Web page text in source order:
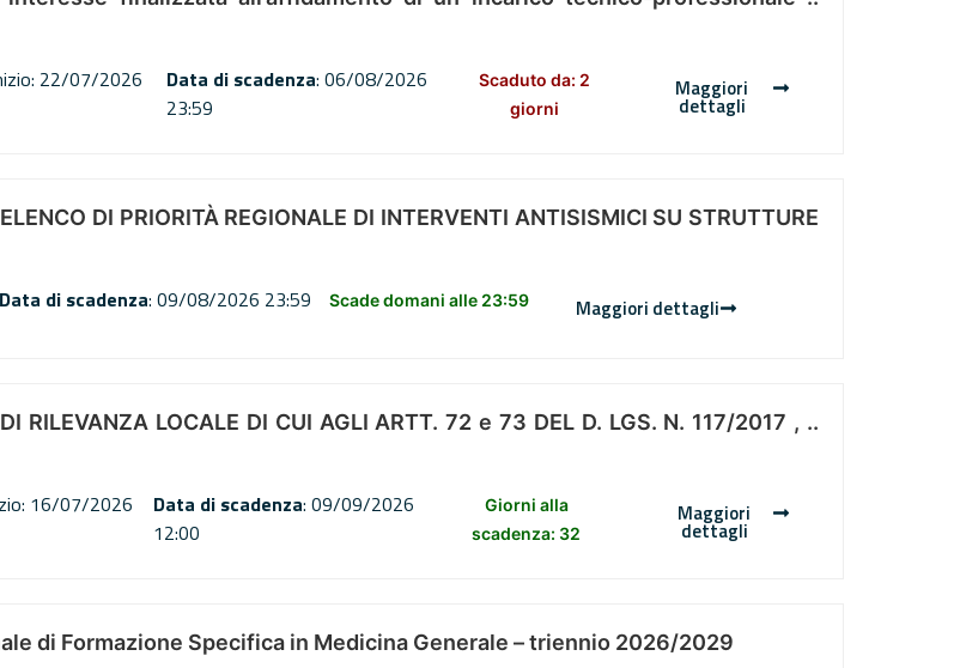
22/07/2026
Data di scadenza: 06/08/2026
23:59
Scaduto da: 2
giorni
Maggiori
dettagli
DI PRIORITÀ REGIONALE DI INTERVENTI ANTISISMICI SU STRUTTURE
Data di scadenza: 09/08/2026 23:59 Scade domani alle 23:59 Maggiori dettagli
RILEVANZA LOCALE DI CUI AGLI ARTT. 72 e 73 DEL D. LGS. N. 117/2017 , ..
16/07/2026
Data di scadenza: 09/09/2026
12:00
Giorni alla
scadenza: 32
Maggiori
dettagli
di Formazione Specifica in Medicina Generale – triennio 2026/2029